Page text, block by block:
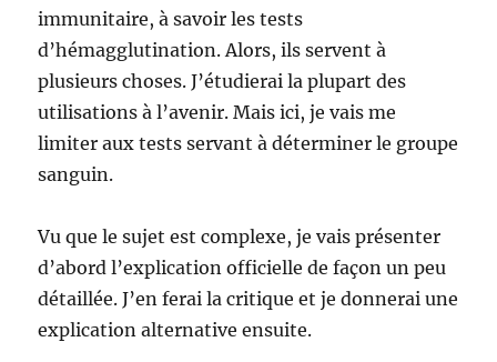
immunitaire, à savoir les tests
d’hémagglutination. Alors, ils servent à
plusieurs choses. J’étudierai la plupart des
utilisations à l’avenir. Mais ici, je vais me
limiter aux tests servant à déterminer le groupe
sanguin.
Vu que le sujet est complexe, je vais présenter
d’abord l’explication officielle de façon un peu
détaillée. J’en ferai la critique et je donnerai une
explication alternative ensuite.